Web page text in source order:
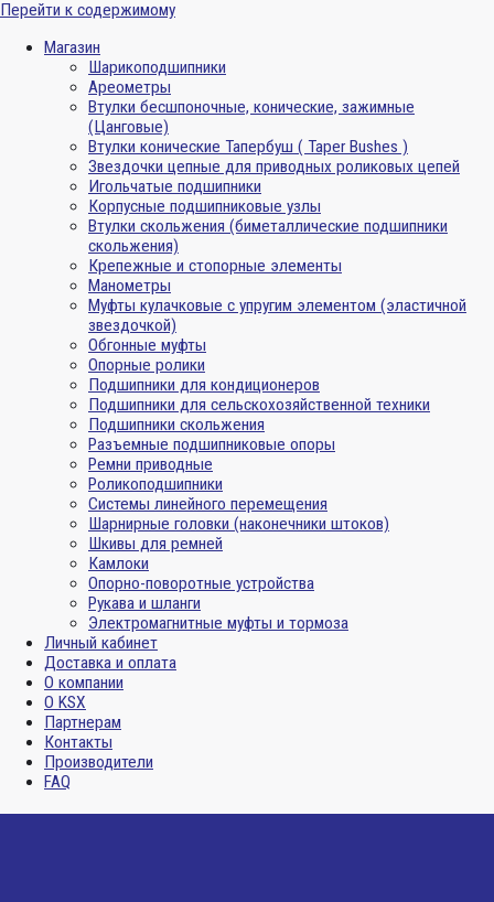
Перейти к содержимому
Магазин
Шарикоподшипники
Ареометры
Втулки бесшпоночные, конические, зажимные
(Цанговые)
Втулки конические Тапербуш ( Taper Bushes )
Звездочки цепные для приводных роликовых цепей
Игольчатые подшипники
Корпусные подшипниковые узлы
Втулки скольжения (биметаллические подшипники
скольжения)
Крепежные и стопорные элементы
Манометры
Муфты кулачковые с упругим элементом (эластичной
звездочкой)
Обгонные муфты
Опорные ролики
Подшипники для кондиционеров
Подшипники для сельскохозяйственной техники
Подшипники скольжения
Разъемные подшипниковые опоры
Ремни приводные
Роликоподшипники
Системы линейного перемещения
Шарнирные головки (наконечники штоков)
Шкивы для ремней
Камлоки
Опорно-поворотные устройства
Рукава и шланги
Электромагнитные муфты и тормоза
Личный кабинет
Доставка и оплата
О компании
О KSX
Партнерам
Контакты
Производители
FAQ